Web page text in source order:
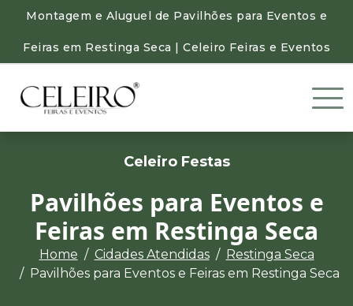
Montagem e Aluguel de Pavilhões para Eventos e
Feiras em Restinga Seca | Celeiro Feiras e Eventos
Celeiro Festas
Pavilhões para Eventos e
Feiras em Restinga Seca
Home Cidades Atendidas
Restinga Seca
Pavilhões para Eventos e Feiras em Restinga Seca